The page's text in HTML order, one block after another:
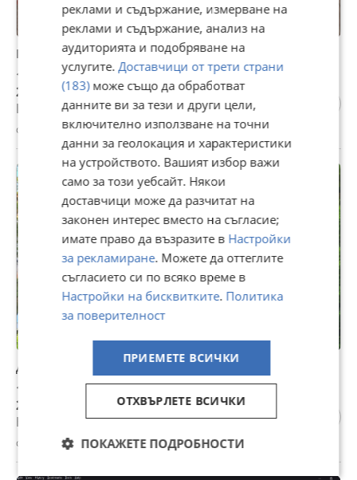
Продава ПАРЦЕЛ, с. Кичево, област Варна
140 000 €
273 816,20 лв
Цената е с включен ДДС
с. Кичево, Варна, 07 август
Дава под наем КЪЩА, с. Кичево, област Варна
1 400 €
2 738,16 лв
Не се начислява ДДС
с. Кичево, Варна, вчера, 14:37
реклами и съдържание, измерване на
реклами и съдържание, анализ на
аудиторията и подобряване на
услугите.Доставчици от трети страни
(183)може също да обработват
данните ви за тези и други цели,
включително използване на точни
данни за геолокация и характеристики
на устройството. Вашият избор важи
само за този уебсайт. Някои
доставчици може да разчитат на
законен интерес вместо на съгласие;
имате право да възразите в Настройки
за рекламиране. Можете да оттеглите
съгласието си по всяко време в
Настройки на бисквитките. Политика
за поверителност
ПРИЕМЕТЕ ВСИЧКИ
ОТХВЪРЛЕТЕ ВСИЧКИ
ПОКАЖЕТЕ ПОДРОБНОСТИ